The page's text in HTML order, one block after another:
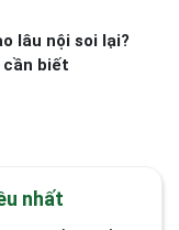
lâu nội soi lại?
cần biết
nhất